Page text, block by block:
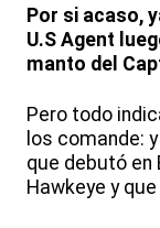
Por si acaso,
U.S Agent
manto del
Pero todo
los comande:
que debutó en
Hawkeye y